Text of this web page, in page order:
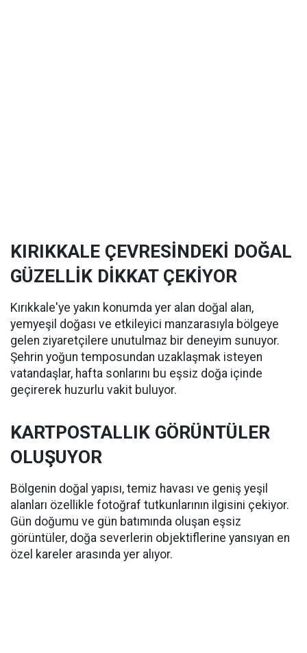
KIRIKKALE ÇEVRESİNDEKİ DOĞAL
GÜZELLİK DİKKAT ÇEKİYOR
Kırıkkale'ye yakın konumda yer alan doğal alan,
yemyeşil doğası ve etkileyici manzarasıyla bölgeye
gelen ziyaretçilere unutulmaz bir deneyim sunuyor.
Şehrin yoğun temposundan uzaklaşmak isteyen
vatandaşlar, hafta sonlarını bu eşsiz doğa içinde
geçirerek huzurlu vakit buluyor.
KARTPOSTALLIK GÖRÜNTÜLER
OLUŞUYOR
Bölgenin doğal yapısı, temiz havası ve geniş yeşil
alanları özellikle fotoğraf tutkunlarının ilgisini çekiyor.
Gün doğumu ve gün batımında oluşan eşsiz
görüntüler, doğa severlerin objektiflerine yansıyan en
özel kareler arasında yer alıyor.